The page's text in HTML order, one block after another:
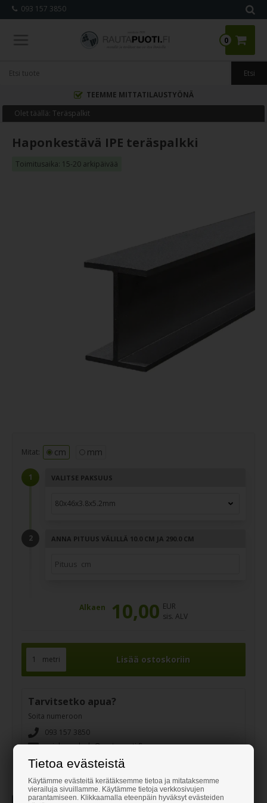
Tietoa evästeistä
Käytämme evästeitä kerätäksemme tietoa ja mitataksemme
vierailuja sivuillamme. Käytämme tietoja verkkosivujen
parantamiseen. Klikkaamalla eteenpäin hyväksyt evästeiden
093 157 3850
0
TEEMME MITTATILAUSTYÖNÄ
Olet täällä:Teräspalkit
Haponkestävä IPE teräspalkki
Toimitusaika: 15-20 arkipäivää
Mitat: cm mm
VALITSE PAKSUUS
ANNA PITUUS VÄLILLÄ 10.0 CM JA 290.0 CM
Alkaen 10,00 EUR
sis. ALV
metri
Tarvitsetko apua?
Soita numeroon
093 157 3850
asiakaspalvelu@rautapuoti.fi